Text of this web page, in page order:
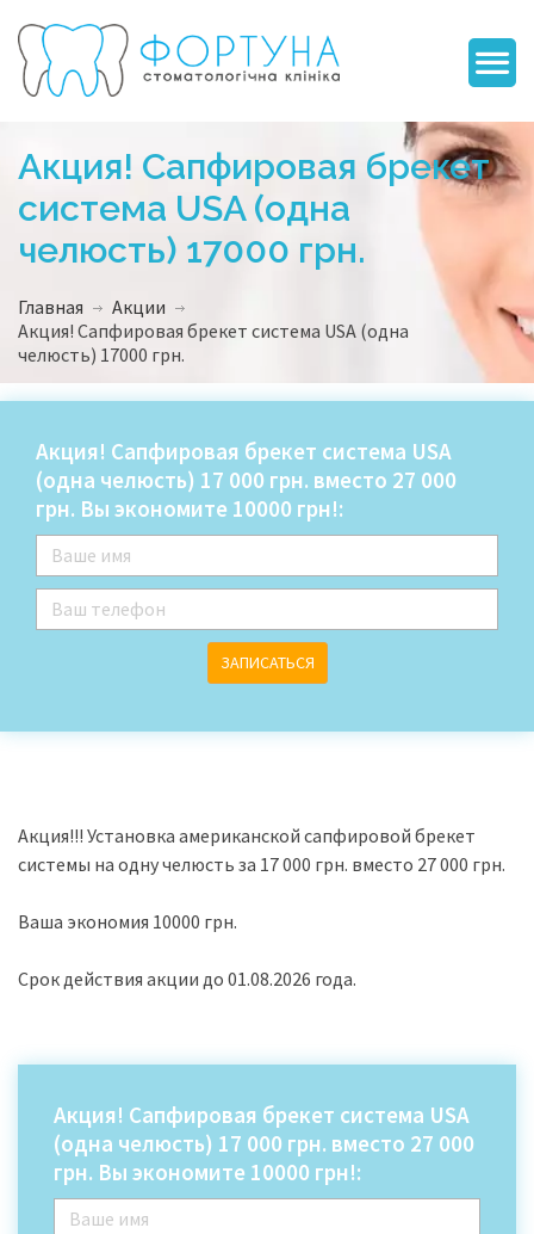
Акция! Сапфировая брекет
система USA (одна
челюсть) 17000 грн.
Главная
Акции
Акция! Сапфировая брекет система USA (одна
челюсть) 17000 грн.
Акция! Сапфировая брекет система USA
(одна челюсть) 17 000 грн. вместо 27 000
грн. Вы экономите 10000 грн!:
ЗАПИСАТЬСЯ
Акция!!! Установка американской сапфировой брекет
системы на одну челюсть за 17 000 грн. вместо 27 000 грн.
Ваша экономия 10000 грн.
Срок действия акции до 01.08.2026 года.
Акция! Сапфировая брекет система USA
(одна челюсть) 17 000 грн. вместо 27 000
грн. Вы экономите 10000 грн!: